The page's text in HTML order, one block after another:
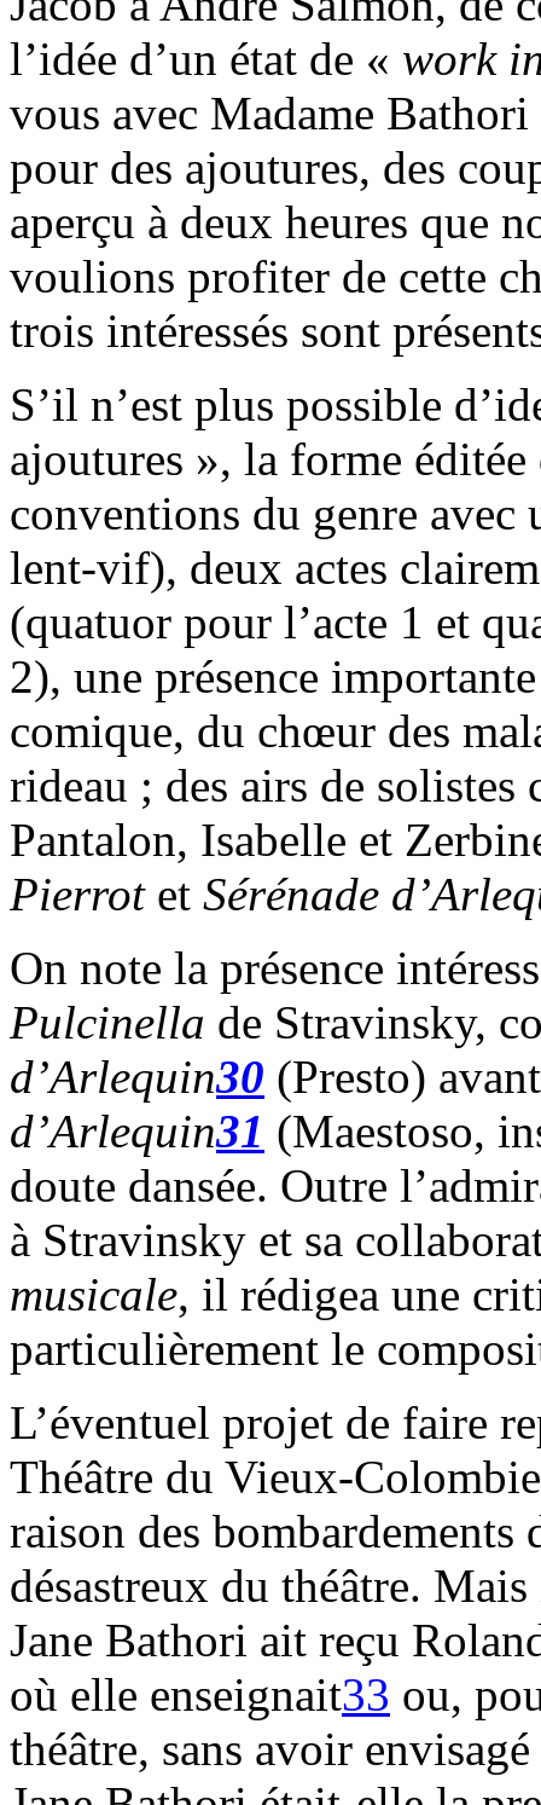
l’idée d’un état de « work
vous avec Madame
pour des ajoutures, des
aperçu à deux heures que
voulions profiter de cette
trois intéressés sont
S’il n’est plus possible
ajoutures », la forme
conventions du genre avec
lent-vif), deux actes
(quatuor pour l’acte 1 et
2), une présence
comique, du chœur des
rideau ; des airs de
Pantalon, Isabelle et
Pierrotet Sérénade
On note la présence
Pulcinella de Stravinsky,
d’Arlequin30 (Presto)
d’Arlequin31 (Maestoso,
doute dansée. Outre
à Stravinsky et sa
musicale, il rédigea une
particulièrement le
L’éventuel projet de faire
Théâtre du Vieux-
raison des
désastreux du théâtre.
Jane Bathori ait reçu
où elle enseignait33 ou,
théâtre, sans avoir